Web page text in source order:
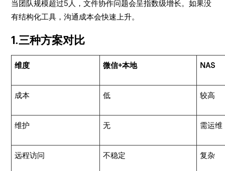
当团队规模超过5人，文件协作问题会呈指数级增长。如果没
有结构化工具，沟通成本会快速上升。
1.三种方案对比
维度 微信+本地 NAS
成本 低 较高
维护 无 需运维
远程访问 不稳定 复杂